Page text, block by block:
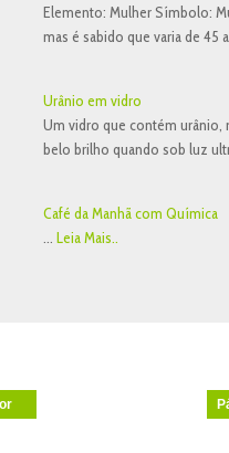
Elemento: Mulher Símbolo:
mas é sabido que varia de 45
Urânio em vidro
Um vidro que contém urânio,
belo brilho quando sob luz
Café da Manhã com Química
… Leia Mais..